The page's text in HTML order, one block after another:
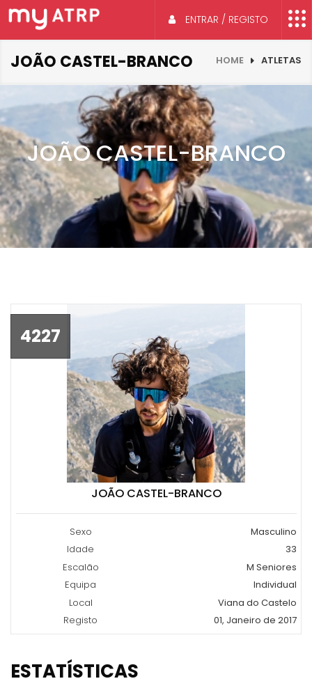
ENTRAR / REGISTO
JOÃO CASTEL-BRANCO HOME ATLETAS
JOÃO CASTEL-BRANCO
4227
JOÃO CASTEL-BRANCO
Sexo
Masculino
Idade
33
Escalão
M Seniores
Equipa
Individual
Local
Viana do Castelo
Registo
01, Janeiro de 2017
ESTATÍSTICAS